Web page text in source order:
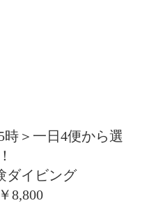
時＞一日4便から選
ダイビング
8,800